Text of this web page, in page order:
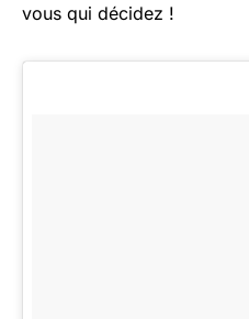
vous qui décidez !